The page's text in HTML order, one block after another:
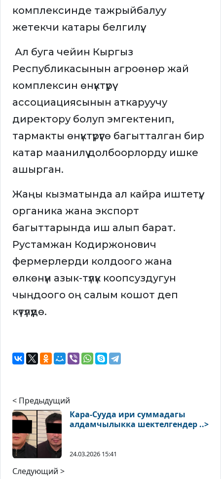
комплексинде тажрыйбалуу
жетекчи катары белгилүү.
Ал буга чейин Кыргыз
Республикасынын агроөнөр жай
комплексин өнүктүрүү
ассоциациясынын аткаруучу
директору болуп эмгектенип,
тармакты өнүктүрүүгө багытталган бир
катар маанилүү долбоорлорду ишке
ашырган.
Жаңы кызматында ал кайра иштетүү,
органика жана экспорт
багыттарында иш алып барат.
Рустамжан Кодиржонович
фермерлерди колдоого жана
өлкөнүн азык-түлүк коопсуздугун
чыңдоого оң салым кошот деп
күтүлүүдө.
< Предыдущий
Кара-Сууда ири суммадагы
алдамчылыкка шектелгендер ..>
24.03.2026 15:41
Следующий >